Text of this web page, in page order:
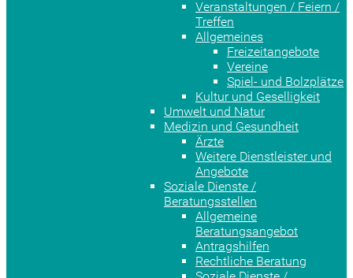
Veranstaltungen / Feiern /
Treffen
Allgemeines
Freizeitangebote
Vereine
Spiel- und Bolzplätze
Kultur und Geselligkeit
Umwelt und Natur
Medizin und Gesundheit
Ärzte
Weitere Dienstleister und
Angebote
Soziale Dienste /
Beratungsstellen
Allgemeine
Beratungsangebot
Antragshilfen
Rechtliche Beratung